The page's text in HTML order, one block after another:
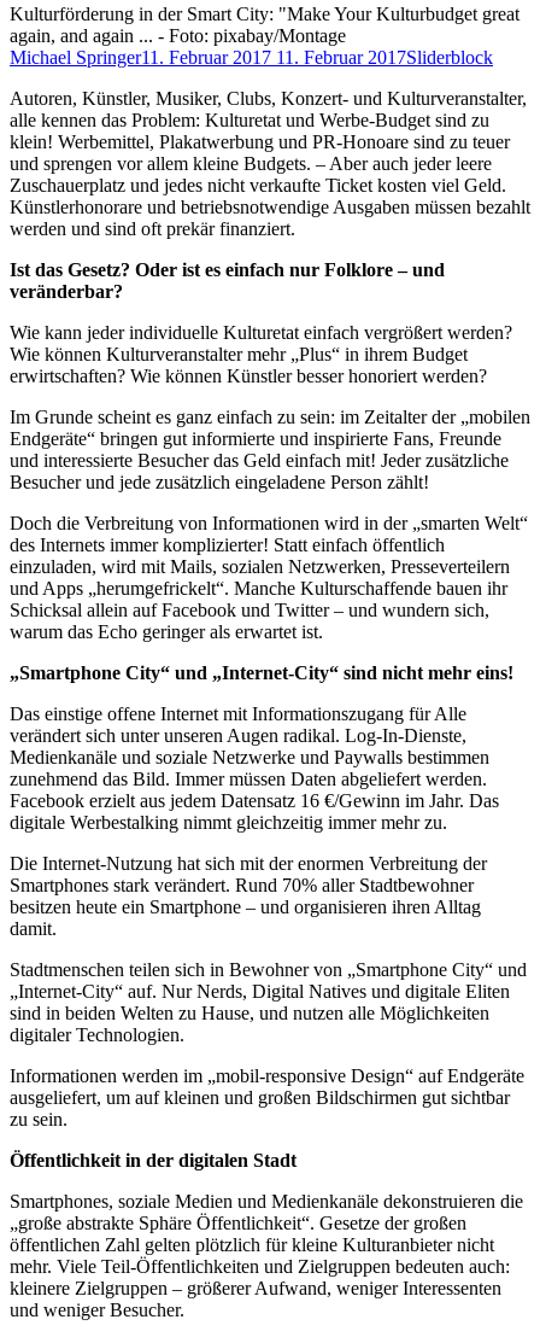
Kulturförderung in der Smart City: "Make Your Kulturbudget great
again, and again ... - Foto: pixabay/Montage
Michael Springer11. Februar 2017 11. Februar 2017Sliderblock
Autoren, Künstler, Musiker, Clubs, Konzert- und Kulturveranstalter,
alle kennen das Problem: Kulturetat und Werbe-Budget sind zu
klein! Werbemittel, Plakatwerbung und PR-Honoare sind zu teuer
und sprengen vor allem kleine Budgets. – Aber auch jeder leere
Zuschauerplatz und jedes nicht verkaufte Ticket kosten viel Geld.
Künstlerhonorare und betriebsnotwendige Ausgaben müssen bezahlt
werden und sind oft prekär finanziert.
Ist das Gesetz? Oder ist es einfach nur Folklore – und
veränderbar?
Wie kann jeder individuelle Kulturetat einfach vergrößert werden?
Wie können Kulturveranstalter mehr „Plus“ in ihrem Budget
erwirtschaften? Wie können Künstler besser honoriert werden?
Im Grunde scheint es ganz einfach zu sein: im Zeitalter der „mobilen
Endgeräte“ bringen gut informierte und inspirierte Fans, Freunde
und interessierte Besucher das Geld einfach mit! Jeder zusätzliche
Besucher und jede zusätzlich eingeladene Person zählt!
Doch die Verbreitung von Informationen wird in der „smarten Welt“
des Internets immer komplizierter! Statt einfach öffentlich
einzuladen, wird mit Mails, sozialen Netzwerken, Presseverteilern
und Apps „herumgefrickelt“. Manche Kulturschaffende bauen ihr
Schicksal allein auf Facebook und Twitter – und wundern sich,
warum das Echo geringer als erwartet ist.
„Smartphone City“ und „Internet-City“ sind nicht mehr eins!
Das einstige offene Internet mit Informationszugang für Alle
verändert sich unter unseren Augen radikal. Log-In-Dienste,
Medienkanäle und soziale Netzwerke und Paywalls bestimmen
zunehmend das Bild. Immer müssen Daten abgeliefert werden.
Facebook erzielt aus jedem Datensatz 16 €/Gewinn im Jahr. Das
digitale Werbestalking nimmt gleichzeitig immer mehr zu.
Die Internet-Nutzung hat sich mit der enormen Verbreitung der
Smartphones stark verändert. Rund 70% aller Stadtbewohner
besitzen heute ein Smartphone – und organisieren ihren Alltag
damit.
Stadtmenschen teilen sich in Bewohner von „Smartphone City“ und
„Internet-City“ auf. Nur Nerds, Digital Natives und digitale Eliten
sind in beiden Welten zu Hause, und nutzen alle Möglichkeiten
digitaler Technologien.
Informationen werden im „mobil-responsive Design“ auf Endgeräte
ausgeliefert, um auf kleinen und großen Bildschirmen gut sichtbar
zu sein.
Öffentlichkeit in der digitalen Stadt
Smartphones, soziale Medien und Medienkanäle dekonstruieren die
„große abstrakte Sphäre Öffentlichkeit“. Gesetze der großen
öffentlichen Zahl gelten plötzlich für kleine Kulturanbieter nicht
mehr. Viele Teil-Öffentlichkeiten und Zielgruppen bedeuten auch:
kleinere Zielgruppen – größerer Aufwand, weniger Interessenten
und weniger Besucher.